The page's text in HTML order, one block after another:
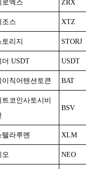
로엑스 ZRX
조스 XTZ
토리지 STORJ
더 USDT USDT
이직어텐션토큰 BAT
트코인사토시비
BSV
텔라루멘 XLM
오 NEO